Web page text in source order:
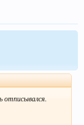
отписывался.